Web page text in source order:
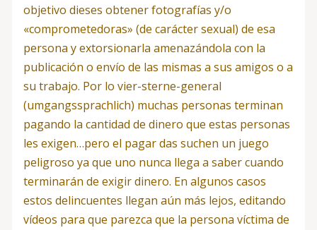
objetivo dieses obtener fotografías y/o
«comprometedoras» (de carácter sexual) de esa
persona y extorsionarla amenazándola con la
publicación o envío de las mismas a sus amigos o a
su trabajo. Por lo vier-sterne-general
(umgangssprachlich) muchas personas terminan
pagando la cantidad de dinero que estas personas
les exigen…pero el pagar das suchen un juego
peligroso ya que uno nunca llega a saber cuando
terminarán de exigir dinero. En algunos casos
estos delincuentes llegan aún más lejos, editando
vídeos para que parezca que la persona víctima de